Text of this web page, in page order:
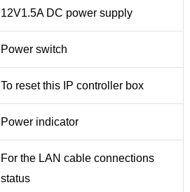
12V1.5A DC power supply
Power switch
To reset this IP controller box
Power indicator
For the LAN cable connections
status